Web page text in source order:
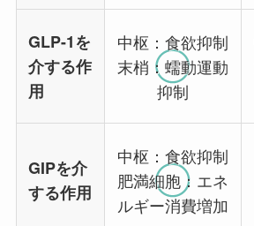
GLP-1を
介する作
用
中枢：食欲抑制
末梢：蠕動運動
抑制
GIPを介
する作用
中枢：食欲抑制
肥満細胞：エネ
ルギー消費増加